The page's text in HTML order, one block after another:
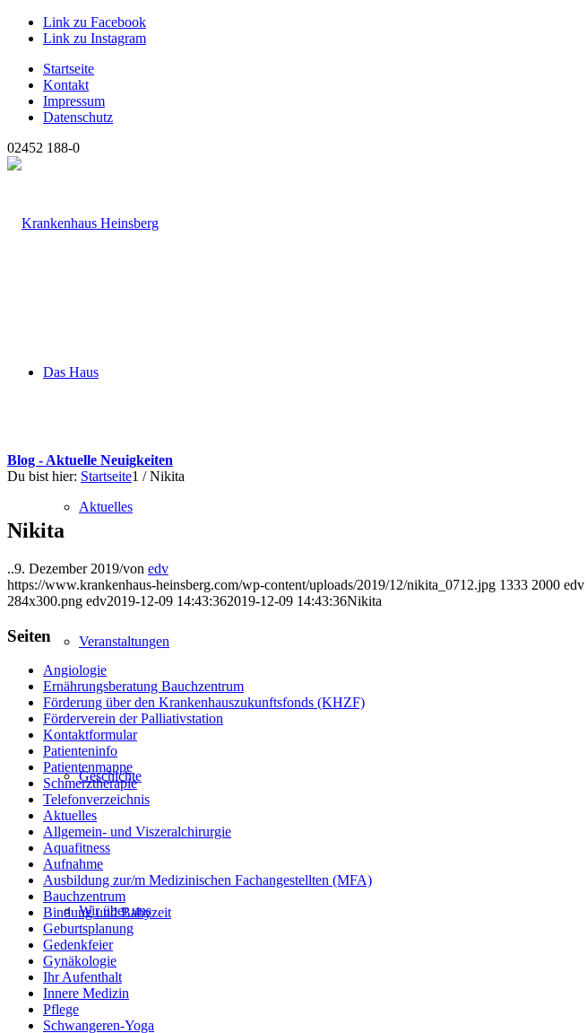
Link zu Facebook
Link zu Instagram
Startseite
Kontakt
Impressum
Datenschutz
02452 188-0
Das Haus
Aktuelles
Veranstaltungen
Geschichte
Wir über uns
Blog - Aktuelle Neuigkeiten
Du bist hier: Startseite1 / Nikita
Nikita
..9. Dezember 2019/von edv
https://www.krankenhaus-heinsberg.com/wp-content/uploads/2019/12/nikita_0712.jpg 1333 2000 edv
284x300.png edv2019-12-09 14:43:362019-12-09 14:43:36Nikita
Seiten
Angiologie
Ernährungsberatung Bauchzentrum
Förderung über den Krankenhauszukunftsfonds (KHZF)
Förderverein der Palliativstation
Kontaktformular
Patienteninfo
Patientenmappe
Schmerztherapie
Telefonverzeichnis
Aktuelles
Allgemein- und Viszeralchirurgie
Aquafitness
Aufnahme
Ausbildung zur/m Medizinischen Fachangestellten (MFA)
Bauchzentrum
Bindung und Babyzeit
Geburtsplanung
Gedenkfeier
Gynäkologie
Ihr Aufenthalt
Innere Medizin
Pflege
Schwangeren-Yoga